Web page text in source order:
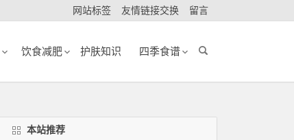
网站标签 友情链接交换 留言
饮食减肥 护肤知识 四季食谱
本站推荐